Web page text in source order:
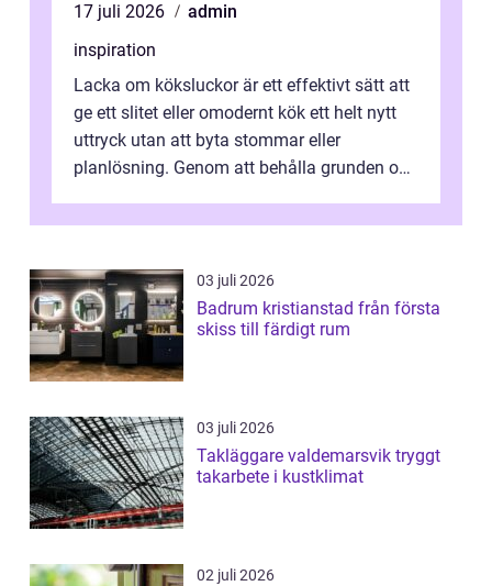
17 juli 2026
admin
inspiration
Lacka om köksluckor är ett effektivt sätt att
ge ett slitet eller omodernt kök ett helt nytt
uttryck utan att byta stommar eller
planlösning. Genom att behålla grunden och
03 juli 2026
Badrum kristianstad från första
skiss till färdigt rum
03 juli 2026
Takläggare valdemarsvik tryggt
takarbete i kustklimat
02 juli 2026